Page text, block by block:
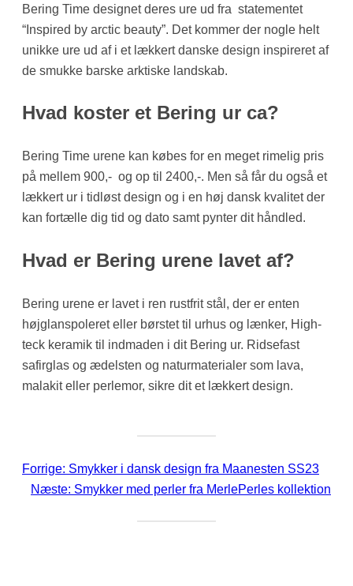
Bering Time designet deres ure ud fra statementet
“Inspired by arctic beauty”. Det kommer der nogle helt
unikke ure ud af i et lækkert danske design inspireret af
de smukke barske arktiske landskab.
Hvad koster et Bering ur ca?
Bering Time urene kan købes for en meget rimelig pris
på mellem 900,- og op til 2400,-. Men så får du også et
lækkert ur i tidløst design og i en høj dansk kvalitet der
kan fortælle dig tid og dato samt pynter dit håndled.
Hvad er Bering urene lavet af?
Bering urene er lavet i ren rustfrit stål, der er enten
højglanspoleret eller børstet til urhus og lænker, High-
teck keramik til indmaden i dit Bering ur. Ridsefast
safirglas og ædelsten og naturmaterialer som lava,
malakit eller perlemor, sikre dit et lækkert design.
Forrige: Smykker i dansk design fra Maanesten SS23
Næste: Smykker med perler fra MerlePerles kollektion